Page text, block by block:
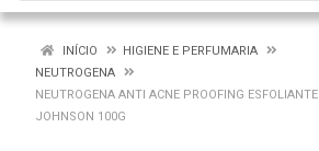
INÍCIO
HIGIENE E PERFUMARIA
NEUTROGENA
NEUTROGENA ANTI ACNE PROOFING ESFOLIANTE
JOHNSON 100G